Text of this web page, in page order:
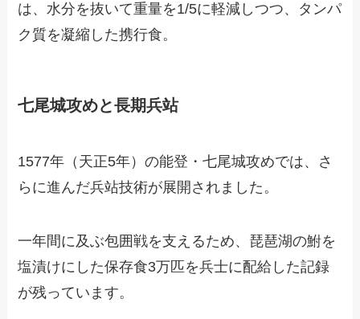
は、水分を抜いて重量を1/5に軽減しつつ、タンパ
ク質を凝縮した携行食。
七尾城攻めと長期兵站
1577年（天正5年）の能登・七尾城攻めでは、さ
らに進んだ兵站技術が展開されました。
一年間に及ぶ包囲戦を支えるため、琵琶湖の鮒を
塩漬けにした保存食3万匹を兵士に配給した記録
が残っています。